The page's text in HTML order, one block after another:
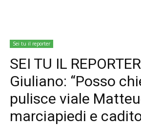
Sei tu il reporter
SEI TU IL
Giuliano: “Posso
pulisce viale
marciapiedi e